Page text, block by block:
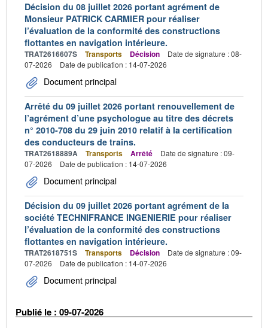
Décision du 08 juillet 2026 portant agrément de
Monsieur PATRICK CARMIER pour réaliser
l’évaluation de la conformité des constructions
flottantes en navigation intérieure.
TRAT2616607S Transports Décision
Date de signature : 08-
07-2026
Date de publication : 14-07-2026
Document principal
Arrêté du 09 juillet 2026 portant renouvellement de
l’agrément d’une psychologue au titre des décrets
n° 2010-708 du 29 juin 2010 relatif à la certification
des conducteurs de trains.
TRAT2618889A Transports Arrêté
Date de signature : 09-
07-2026
Date de publication : 14-07-2026
Document principal
Décision du 09 juillet 2026 portant agrément de la
société TECHNIFRANCE INGENIERIE pour réaliser
l’évaluation de la conformité des constructions
flottantes en navigation intérieure.
TRAT2618751S Transports Décision
Date de signature : 09-
07-2026
Date de publication : 14-07-2026
Document principal
Publié le : 09-07-2026